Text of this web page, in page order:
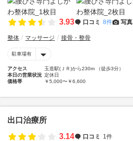
3.93 口コミ 8件 写真
整体 マッサージ 接骨・整骨
駐車場有
アクセス
玉造駅(ＪＲ)から230m （徒歩3分）
本日の営業状況 定休日
価格帯
￥5,000〜￥6,600
出口治療所
3.14
口コミ 1件